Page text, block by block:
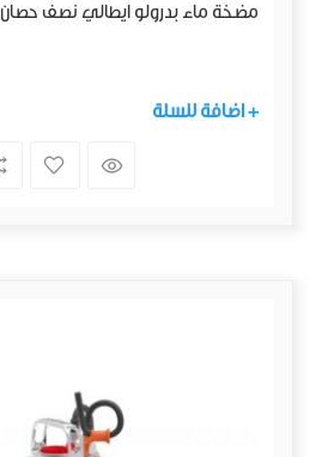
مضخة ماء بدرولو ايطالي نصف حصان 1 انش فراش كبير
+ اضافة للسلة